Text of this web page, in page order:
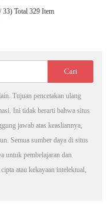
/ 33) Total 329 Item
Tujuan pencetakan ulang
Ini tidak berarti bahwa situs
jawab atas keasliannya,
Semua sumber daya di situs
untuk pembelajaran dan
atau kekayaan intelektual,